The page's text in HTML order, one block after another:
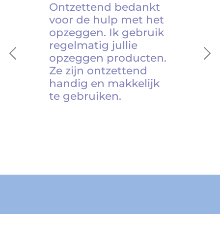
Previous
Ontzettend bedankt
voor de hulp met het
opzeggen. Ik gebruik
regelmatig jullie
opzeggen producten.
Ze zijn ontzettend
handig en makkelijk
te gebruiken.